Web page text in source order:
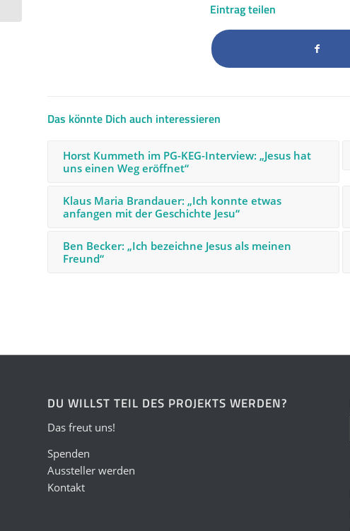
Eintrag teilen
Das könnte Dich auch interessieren
Horst Kummeth im PG-KEG-Interview: „Jesus hat
uns einen Weg eröffnet“
Klaus Maria Brandauer: „Ich konnte etwas
anfangen mit der Geschichte Jesu“
Ben Becker: „Ich bezeichne Jesus als meinen
Freund“
DU WILLST TEIL DES PROJEKTS WERDEN?
Das freut uns!
Spenden
Aussteller werden
Kontakt